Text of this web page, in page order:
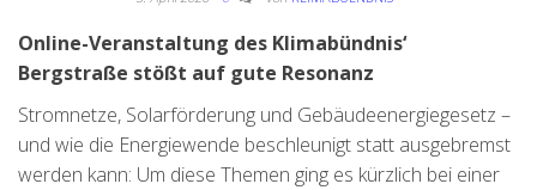
Online-Veranstaltung des Klimabündnis‘
Bergstraße stößt auf gute Resonanz
Stromnetze, Solarförderung und Gebäudeenergiegesetz –
und wie die Energiewende beschleunigt statt ausgebremst
werden kann: Um diese Themen ging es kürzlich bei einer